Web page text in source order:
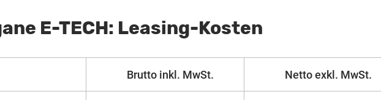
E-TECH: Leasing-Kosten
Brutto inkl. MwSt. Netto exkl. MwSt.